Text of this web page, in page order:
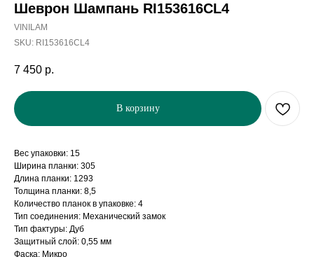
Шеврон Шампань RI153616CL4
VINILAM
SKU: RI153616CL4
7 450 р.
В корзину
Вес упаковки: 15
Ширина планки: 305
Длина планки: 1293
Толщина планки: 8,5
Количество планок в упаковке: 4
Тип соединения: Механический замок
Тип фактуры: Дуб
Защитный слой: 0,55 мм
Фаска: Микро